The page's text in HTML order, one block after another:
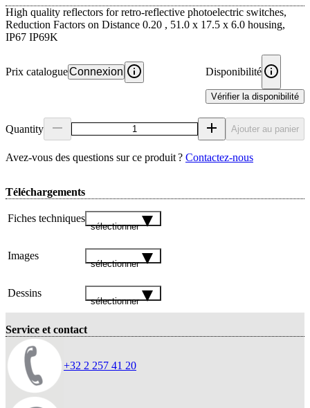
High quality reflectors for retro-reflective photoelectric switches,
Reduction Factors on Distance 0.20 , 51.0 x 17.5 x 6.0 housing,
IP67 IP69K
Prix catalogueConnexion Disponibilité
Vérifier la disponibilité
Quantity Ajouter au panier
Avez‑vous des questions sur ce produit ? Contactez‑nous
Téléchargements
Fiches techniques
sélectionner
Images
sélectionner
Dessins
sélectionner
Service et contact
+32 2 257 41 20